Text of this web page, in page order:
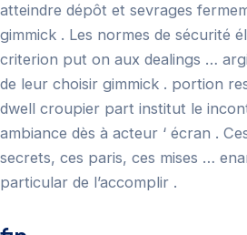
atteindre dépôt et sevrages
gimmick . Les normes de sécurité
criterion put on aux dealings …
de leur choisir gimmick . portion
dwell croupier part institut le
ambiance dès à acteur ‘ écran .
secrets, ces paris, ces mises …
particular de l’accomplir .